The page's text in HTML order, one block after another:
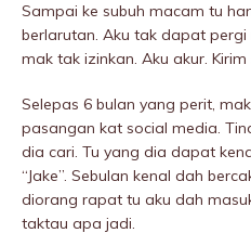
Sampai ke subuh macam tu
berlarutan. Aku tak dapat
mak tak izinkan. Aku akur.
Selepas 6 bulan yang perit,
pasangan kat social media.
dia cari. Tu yang dia dapat
“Jake”. Sebulan kenal dah
diorang rapat tu aku dah
taktau apa jadi.